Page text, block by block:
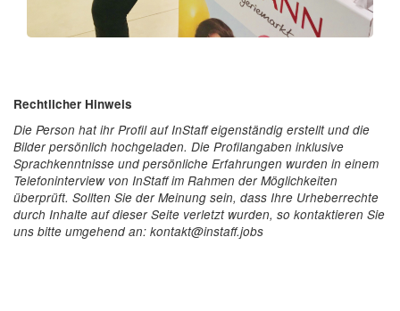
Rechtlicher Hinweis
Die Person hat ihr Profil auf InStaff eigenständig erstellt und die
Bilder persönlich hochgeladen. Die Profilangaben inklusive
Sprachkenntnisse und persönliche Erfahrungen wurden in einem
Telefoninterview von InStaff im Rahmen der Möglichkeiten
überprüft. Sollten Sie der Meinung sein, dass Ihre Urheberrechte
durch Inhalte auf dieser Seite verletzt wurden, so kontaktieren Sie
uns bitte umgehend an: kontakt@instaff.jobs